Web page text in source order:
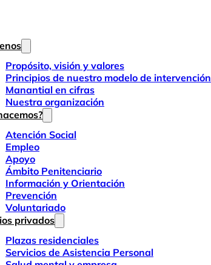
Propósito, visión y valores
Principios de nuestro modelo de intervención
Manantial en cifras
Nuestra organización
Atención Social
Empleo
Apoyo
Ámbito Penitenciario
Información y Orientación
Prevención
Voluntariado
privados
Plazas residenciales
Servicios de Asistencia Personal